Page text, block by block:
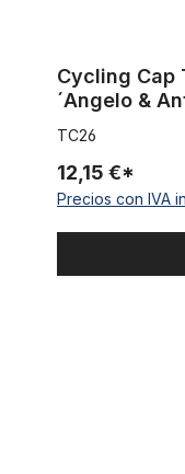
Cycling Cap Team Acqua &
´Angelo &
TC26
12,15 €*
Precios con IVA